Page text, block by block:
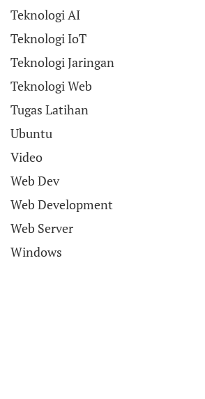
Teknologi AI
Teknologi IoT
Teknologi Jaringan
Teknologi Web
Tugas Latihan
Ubuntu
Video
Web Dev
Web Development
Web Server
Windows